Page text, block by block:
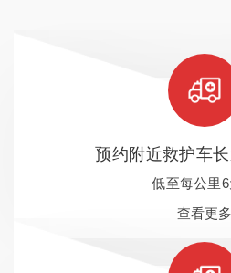
预约附近救护车
低至每公里
查看更多